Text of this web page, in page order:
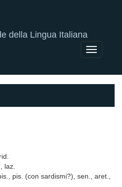
della Lingua Italiana
Toggle
laz.
pis. (con sardismi?), sen., aret.,